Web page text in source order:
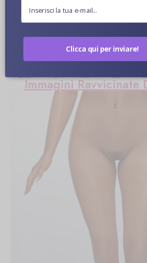
Ulteriori informazioni
Immagini Ravvicinate
Clicca qui per inviare!